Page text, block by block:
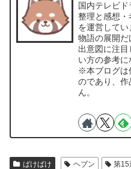
国内テレビ
整理と感想
を運営してい
物語の展開
出意図に注
い方の参考に
※本ブログは
のであり、
ん。
ばけばけ ヘブン 第15